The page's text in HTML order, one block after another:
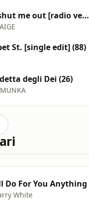
Don't shut me out [radio version] (89)
St. [single edit] (88)
degli Dei (26)
White